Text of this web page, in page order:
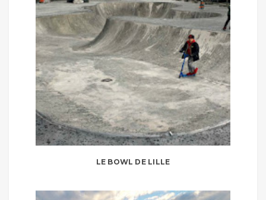
LE BOWL DE LILLE